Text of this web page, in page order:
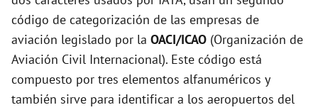
código de categorización de las empresas de
aviación legislado por la OACI/ICAO (Organización de
Aviación Civil Internacional). Este código está
compuesto por tres elementos alfanuméricos y
también sirve para identificar a los aeropuertos del